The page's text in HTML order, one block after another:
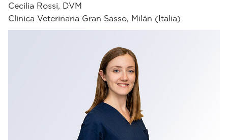
Cecilia Rossi, DVM
Clinica Veterinaria Gran Sasso, Milán (Italia)